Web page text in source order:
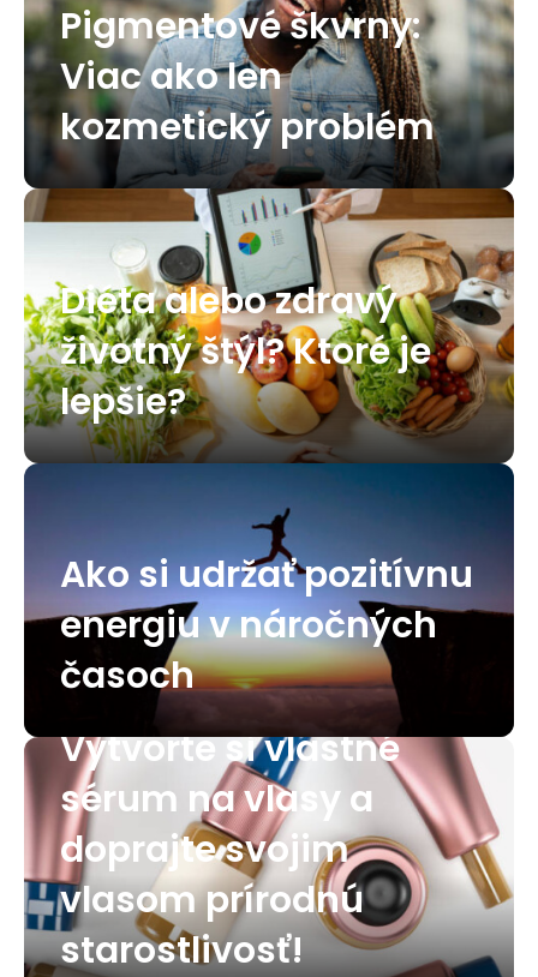
Pigmentové škvrny:
Viac ako len
kozmetický problém
Diéta alebo zdravý
životný štýl? Ktoré je
lepšie?
Ako si udržať pozitívnu
energiu v náročných
časoch
Vytvorte si vlastné
sérum na vlasy a
doprajte svojim
vlasom prírodnú
starostlivosť!